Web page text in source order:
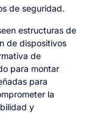
de seguridad.
estructuras de
de dispositivos
de
para montar
para
la
y